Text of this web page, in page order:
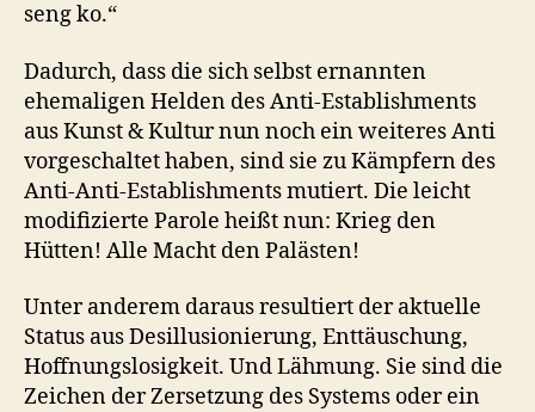
seng ko.“
Dadurch, dass die sich selbst ernannten
ehemaligen Helden des Anti-Establishments
aus Kunst & Kultur nun noch ein weiteres Anti
vorgeschaltet haben, sind sie zu Kämpfern des
Anti-Anti-Establishments mutiert. Die leicht
modifizierte Parole heißt nun: Krieg den
Hütten! Alle Macht den Palästen!
Unter anderem daraus resultiert der aktuelle
Status aus Desillusionierung, Enttäuschung,
Hoffnungslosigkeit. Und Lähmung. Sie sind die
Zeichen der Zersetzung des Systems oder ein